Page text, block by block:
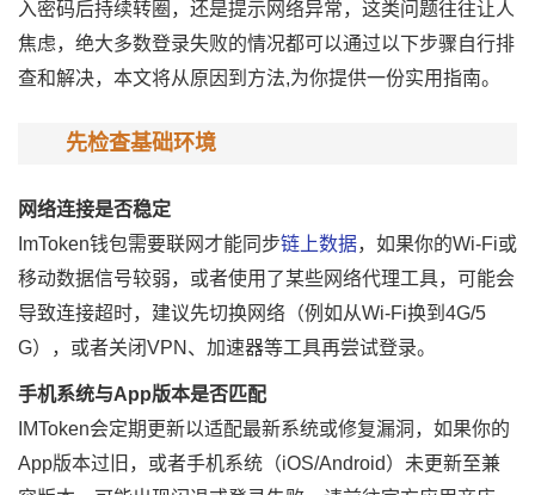
入密码后持续转圈，还是提示网络异常，这类问题往往让人
焦虑，绝大多数登录失败的情况都可以通过以下步骤自行排
查和解决，本文将从原因到方法,为你提供一份实用指南。
先检查基础环境
网络连接是否稳定
ImToken钱包需要联网才能同步链上数据，如果你的Wi-Fi或
移动数据信号较弱，或者使用了某些网络代理工具，可能会
导致连接超时，建议先切换网络（例如从Wi-Fi换到4G/5
G），或者关闭VPN、加速器等工具再尝试登录。
手机系统与App版本是否匹配
IMToken会定期更新以适配最新系统或修复漏洞，如果你的
App版本过旧，或者手机系统（iOS/Android）未更新至兼